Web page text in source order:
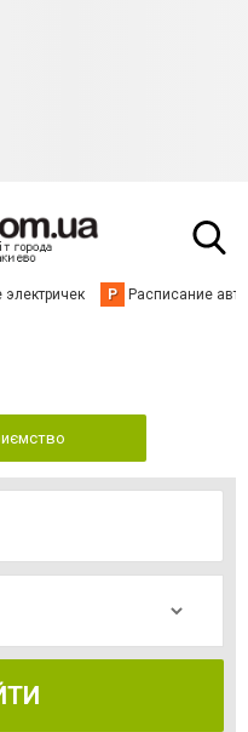
электричек Р Расписание